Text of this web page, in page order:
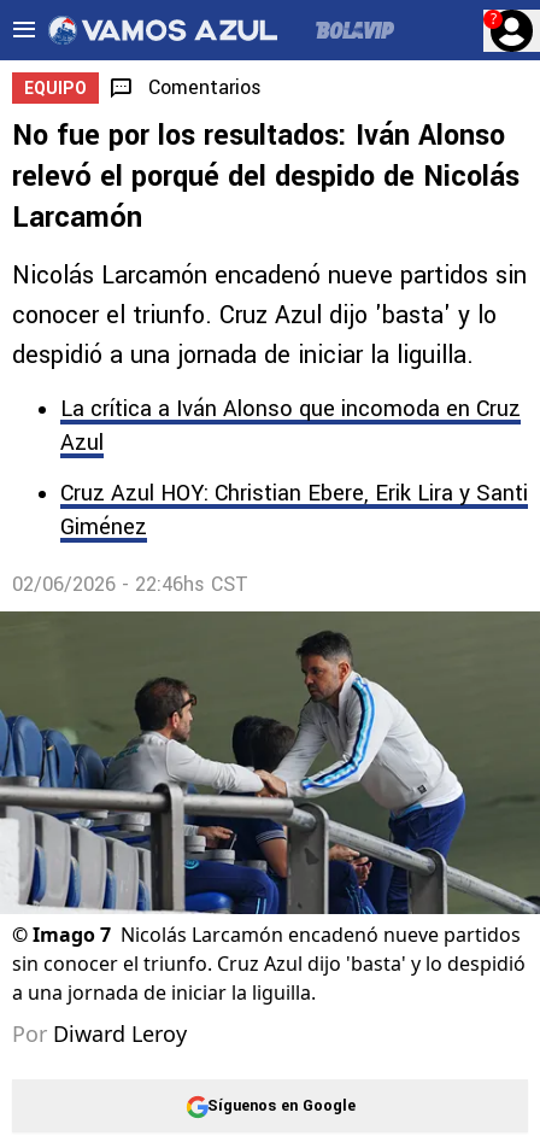
?
EQUIPO Comentarios
No fue por los resultados: Iván Alonso
relevó el porqué del despido de Nicolás
Larcamón
Nicolás Larcamón encadenó nueve partidos sin
conocer el triunfo. Cruz Azul dijo 'basta' y lo
despidió a una jornada de iniciar la liguilla.
La crítica a Iván Alonso que incomoda en Cruz
Azul
Cruz Azul HOY: Christian Ebere, Erik Lira y Santi
Giménez
02/06/2026 - 22:46hs CST
©Imago 7 Nicolás Larcamón encadenó nueve partidos
sin conocer el triunfo. Cruz Azul dijo 'basta' y lo despidió
a una jornada de iniciar la liguilla.
Por Diward Leroy
Síguenos en Google